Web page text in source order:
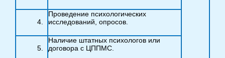
Проведение психологических
исследований, опросов.
Наличие штатных психологов или
договора с ЦППМС.